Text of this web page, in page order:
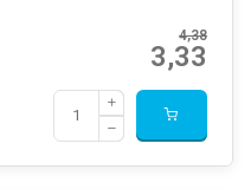
4,38
3,33